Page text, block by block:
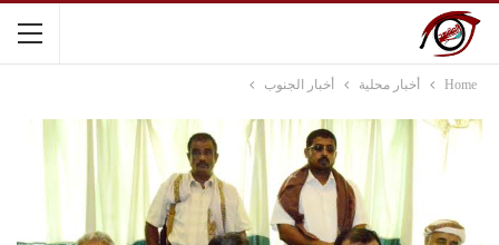
Home أخبار محلية أخبار الجنوب